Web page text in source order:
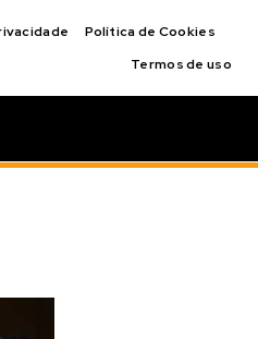
Política de Cookies
Termos de uso